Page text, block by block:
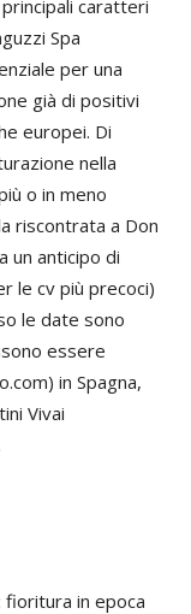
caratteri
Spa
per una
già di positivi
europei. Di
nella
o in meno
riscontrata a Don
un anticipo di
le cv più precoci)
le date sono
essere
in Spagna,
Vivai
in epoca